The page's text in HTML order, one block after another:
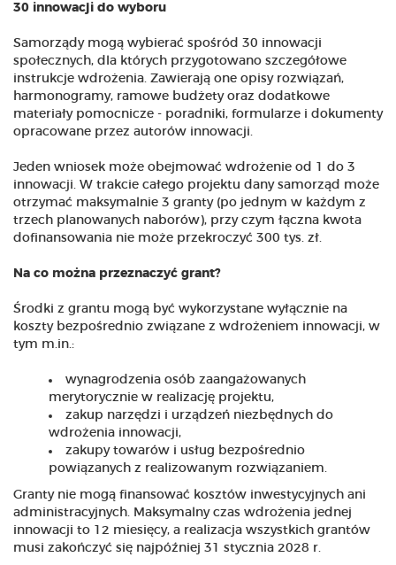
30 innowacji do wyboru
Samorządy mogą wybierać spośród 30 innowacji
społecznych, dla których przygotowano szczegółowe
instrukcje wdrożenia. Zawierają one opisy rozwiązań,
harmonogramy, ramowe budżety oraz dodatkowe
materiały pomocnicze - poradniki, formularze i dokumenty
opracowane przez autorów innowacji.
Jeden wniosek może obejmować wdrożenie od 1 do 3
innowacji. W trakcie całego projektu dany samorząd może
otrzymać maksymalnie 3 granty (po jednym w każdym z
trzech planowanych naborów), przy czym łączna kwota
dofinansowania nie może przekroczyć 300 tys. zł.
Na co można przeznaczyć grant?
Środki z grantu mogą być wykorzystane wyłącznie na
koszty bezpośrednio związane z wdrożeniem innowacji, w
tym m.in.:
wynagrodzenia osób zaangażowanych
merytorycznie w realizację projektu,
zakup narzędzi i urządzeń niezbędnych do
wdrożenia innowacji,
zakupy towarów i usług bezpośrednio
powiązanych z realizowanym rozwiązaniem.
Granty nie mogą finansować kosztów inwestycyjnych ani
administracyjnych. Maksymalny czas wdrożenia jednej
innowacji to 12 miesięcy, a realizacja wszystkich grantów
musi zakończyć się najpóźniej 31 stycznia 2028 r.